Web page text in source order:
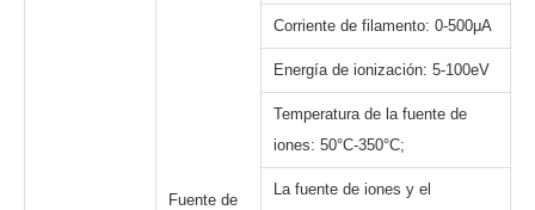
Fuente de
Corriente de filamento: 0-500μA
Energía de ionización: 5-100eV
Temperatura de la fuente de
iones: 50°C-350°C;
La fuente de iones y el